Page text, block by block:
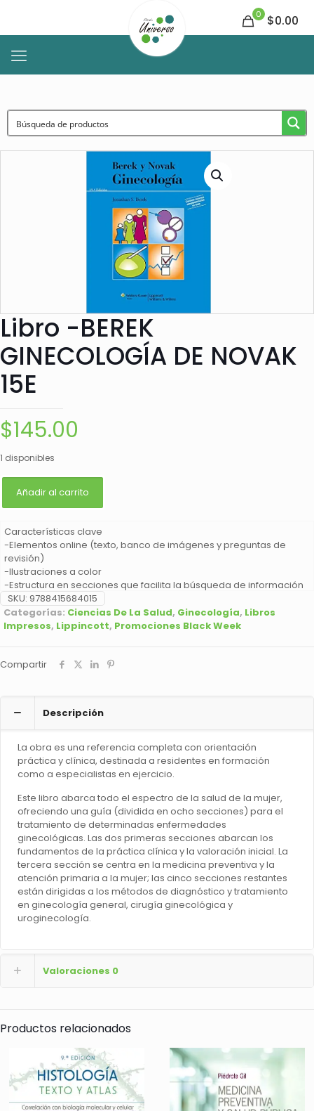
0 $0.00
Libro -BEREK
GINECOLOGÍA DE NOVAK
15E
$145.00
1 disponibles
Añadir al carrito
Características clave
-Elementos online (texto, banco de imágenes y preguntas de
revisión)
-Ilustraciones a color
-Estructura en secciones que facilita la búsqueda de información
-Contenidos relacionados con la cirugía robótica
-Aborda el desarrollo de las subespecialidades, con capítulos
destinados a la uroginecología y la reconstrucción pélvica
SKU: 9788415684015
Categorías: Ciencias De La Salud, Ginecología, Libros
Impresos, Lippincott, Promociones Black Week
Compartir
Descripción
La obra es una referencia completa con orientación
práctica y clínica, destinada a residentes en formación
como a especialistas en ejercicio.
Este libro abarca todo el espectro de la salud de la mujer,
ofreciendo una guía (dividida en ocho secciones) para el
tratamiento de determinadas enfermedades
ginecológicas. Las dos primeras secciones abarcan los
fundamentos de la práctica clínica y la valoración inicial. La
tercera sección se centra en la medicina preventiva y la
atención primaria a la mujer; las cinco secciones restantes
están dirigidas a los métodos de diagnóstico y tratamiento
en ginecología general, cirugía ginecológica y
uroginecología.
Valoraciones 0
Productos relacionados